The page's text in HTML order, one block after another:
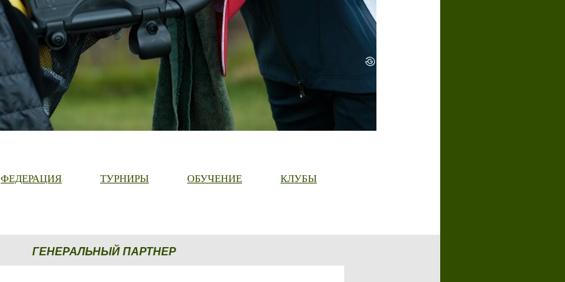
ФЕДЕРАЦИЯ ТУРНИРЫ ОБУЧЕНИЕ КЛУБЫ
ГЕНЕРАЛЬНЫЙ ПАРТНЕР